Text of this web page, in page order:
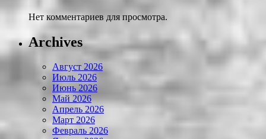
Нет комментариев для просмотра.
Archives
Август 2026
Июль 2026
Июнь 2026
Май 2026
Апрель 2026
Март 2026
Февраль 2026